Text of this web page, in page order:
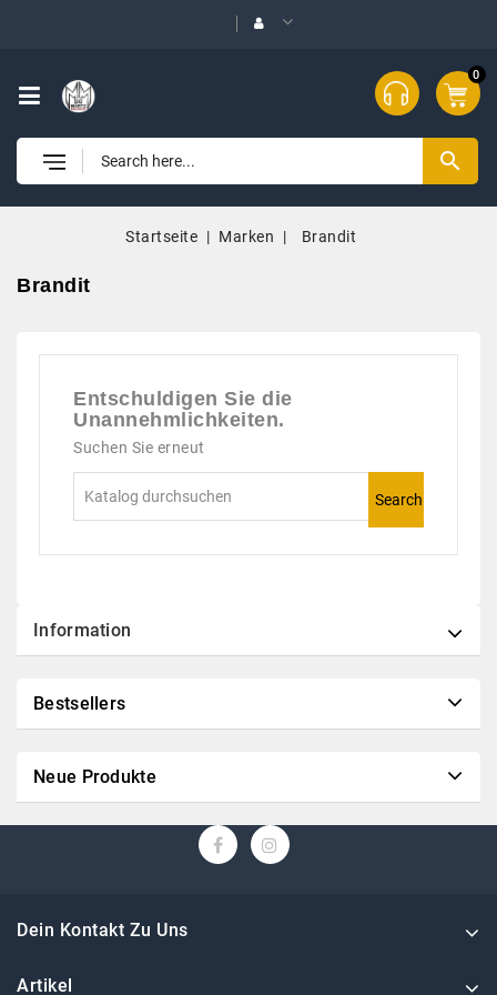
0
search
Startseite Marken Brandit
Brandit
Entschuldigen Sie die
Unannehmlichkeiten.
Suchen Sie erneut
Search
Information
Bestsellers
Neue Produkte
Dein Kontakt Zu Uns
Artikel